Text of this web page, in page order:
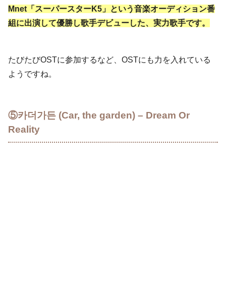
Mnet「スーパースターK5」という音楽オーディション番
組に出演して優勝し歌手デビューした、実力歌手です。
たびたびOSTに参加するなど、OSTにも力を入れている
ようですね。
⑤카더가든 (Car, the garden) – Dream Or
Reality